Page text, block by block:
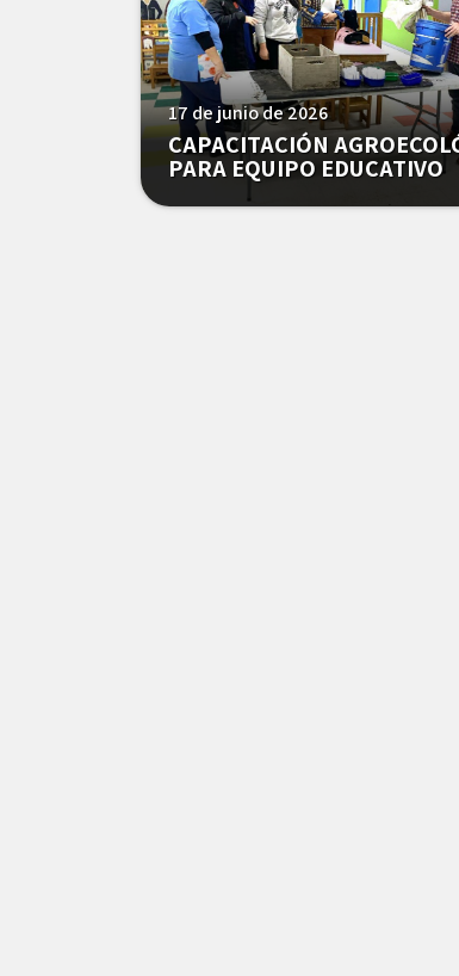
17 de junio de 2026
CAPACITACIÓN
PARA EQUIPO EDUCATIVO